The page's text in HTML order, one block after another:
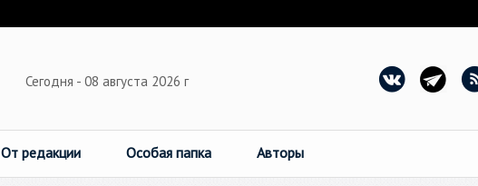
Сегодня - 08 августа 2026 г
От редакции Особая папка Авторы